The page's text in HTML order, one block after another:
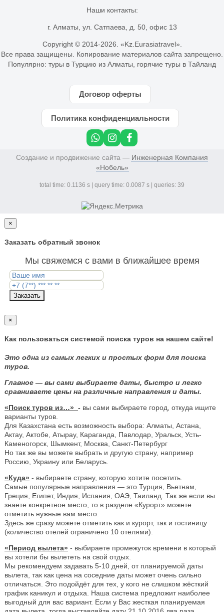
Наши контакты:
г. Алматы, ул. Сатпаева, д. 50, офис 13
Copyright © 2014-2026. «Kz.Eurasiatravel».
Все права защищены. Копирование материалов сайта запрещено.
Популярно: туры в Турцию из Алматы горячие туры в Тайланд
Договор оферты
Политика конфиденциальности
Создание и продвижение сайта — Инженерная Компания
«Нобель»
total time: 0.1136 s | query time: 0.0087 s | queries: 39
×
Заказать обратный звонок
Мы свяжемся с вами в ближайшее время
Заказать
×
Как пользоваться системой поиска туров на нашем сайте!
Это одна из самых легких и простых форм для поиска
туров.
Главное — вы сами выбираете даты, быстро и легко
сравниваете цены на различные направления и даты.
«Поиск туров из…» - вы сами выбираете город, откуда ищите
варианты туров.
Для Казахстана есть возможность выбора: Алматы, Астана,
Актау, Актобе, Атырау, Караганда, Павлодар, Уральск, Усть-
Каменогорск, Шымкент, Москва, Санкт-Петербург
Но так же вы можете выбрать и другую страну, например
Россию, Украину или Беларусь.
«Куда» - выбираете страну, которую хотите посетить.
Самые популярные направления — это Турция, Вьетнам,
Греция, Египет, Индия, Испания, ОАЭ, Таиланд. Так же если вы
знаете конкретное место, то в разделе «Курорт» можете
отметить нужные вам место.
Здесь же сразу можете отметить как и курорт, так и гостиницу
(количество отелей ограничено 10 отелями).
«Период вылета» - выбираете промежуток времени в который
вы хотели бы вылететь на свой отдых.
Мы рекомендуем задавать 5-10 дней, от планируемой даты
вылета, так как цена на соседние даты может очень сильно
отличаться. Это подойдёт для тех, у кого не слишком жёсткий
график каникул и отдыха. Наша система предложит наиболее
выгодный для вас вариант. Если у Вас жесткая планируемая